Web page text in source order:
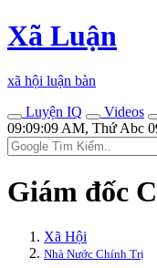
Xã Luận
xã hội luận bàn
Luyện IQ
Videos
09:09:09 AM, Thứ Abc
Giám đốc
Xã Hội
Nhà Nước Chính Trị